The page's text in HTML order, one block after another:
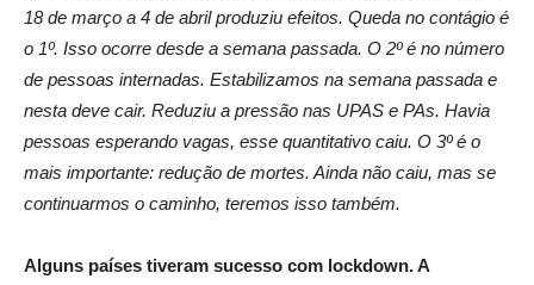
18 de março a 4 de abril produziu efeitos. Queda no contágio é
o 1º. Isso ocorre desde a semana passada. O 2º é no número
de pessoas internadas. Estabilizamos na semana passada e
nesta deve cair. Reduziu a pressão nas UPAS e PAs. Havia
pessoas esperando vagas, esse quantitativo caiu. O 3º é o
mais importante: redução de mortes. Ainda não caiu, mas se
continuarmos o caminho, teremos isso também.
Alguns países tiveram sucesso com lockdown. A